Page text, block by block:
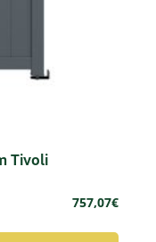
Tivoli
757,07€